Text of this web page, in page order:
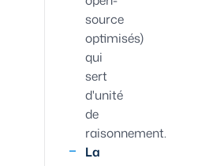
source
optimisés)
qui
sert
d'unité
de
raisonnement.
La